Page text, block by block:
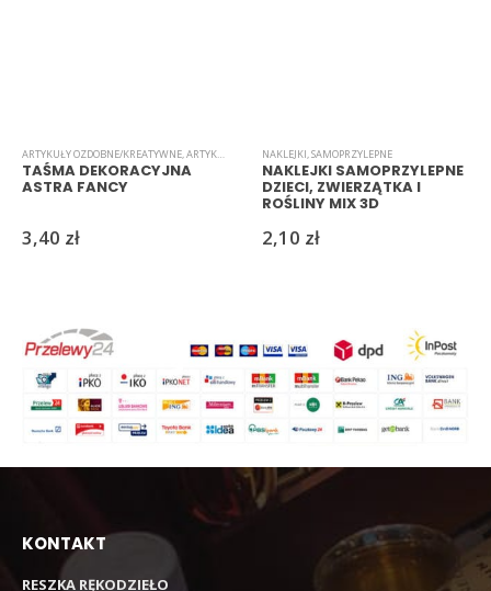
ARTYKUŁY OZDOBNE/KREATYWNE,ARTYKUŁY SZKOLNE I BIUROWE ,INNE,SAMOPRZYLEPNE
TAŚMA DEKORACYJNA
ASTRA FANCY
3,40 zł
NAKLEJKI,SAMOPRZYLEPNE
NAKLEJKI SAMOPRZYLEPNE
DZIECI, ZWIERZĄTKA I
ROŚLINY MIX 3D
2,10 zł
KONTAKT
RESZKA RĘKODZIEŁO